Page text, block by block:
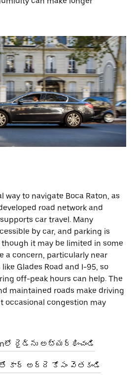
way to navigate Boca Raton, as
road network and
car travel. Many
by car, and parking is
it may be limited in some
a concern, particularly near
Glades Road and I-95, so
off-peak hours can help. The
maintained roads make driving
occasional congestion may
రైడ్‌ను అభ్యర్థించండి
కార్ అద్దె కోసం వెతకండి